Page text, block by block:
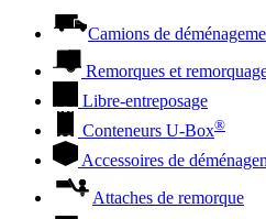
Camions de
Remorques et
Libre-entreposage
Conteneurs U-Box®
Accessoires de
Attaches de remorque